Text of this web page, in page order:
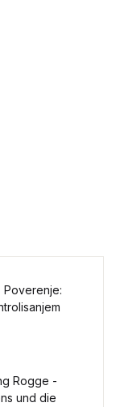
Poverenje:
Rogge -
und die